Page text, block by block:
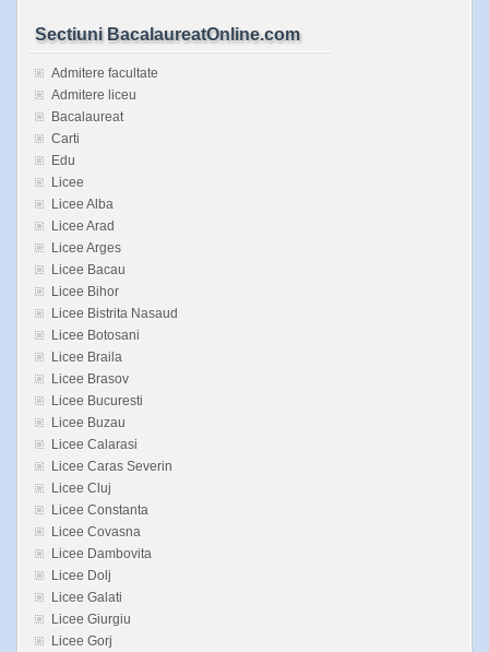
Sectiuni BacalaureatOnline.com
Admitere facultate
Admitere liceu
Bacalaureat
Carti
Edu
Licee
Licee Alba
Licee Arad
Licee Arges
Licee Bacau
Licee Bihor
Licee Bistrita Nasaud
Licee Botosani
Licee Braila
Licee Brasov
Licee Bucuresti
Licee Buzau
Licee Calarasi
Licee Caras Severin
Licee Cluj
Licee Constanta
Licee Covasna
Licee Dambovita
Licee Dolj
Licee Galati
Licee Giurgiu
Licee Gorj